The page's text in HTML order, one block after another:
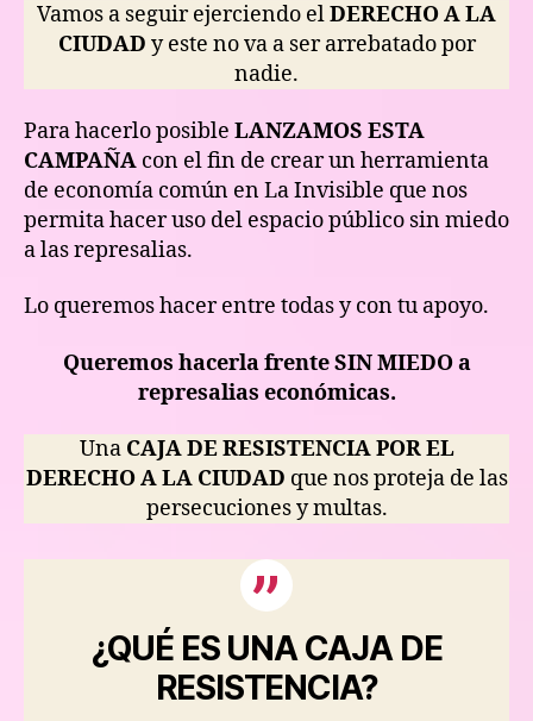
Vamos a seguir ejerciendo elDERECHO A LA
CIUDAD y este no va a ser arrebatado por
nadie.
Para hacerlo posible LANZAMOS ESTA
CAMPAÑA con el fin de crear un herramienta
de economía común en La Invisible que nos
permita hacer uso del espacio público sin miedo
a las represalias.
Lo queremos hacer entre todas y con tu apoyo.
Queremos hacerla frente SIN MIEDO a
represalias económicas.
Una CAJA DE RESISTENCIA POR EL
DERECHO A LA CIUDAD que nos proteja de las
persecuciones y multas.
¿QUÉ ES UNA CAJA DE
RESISTENCIA?